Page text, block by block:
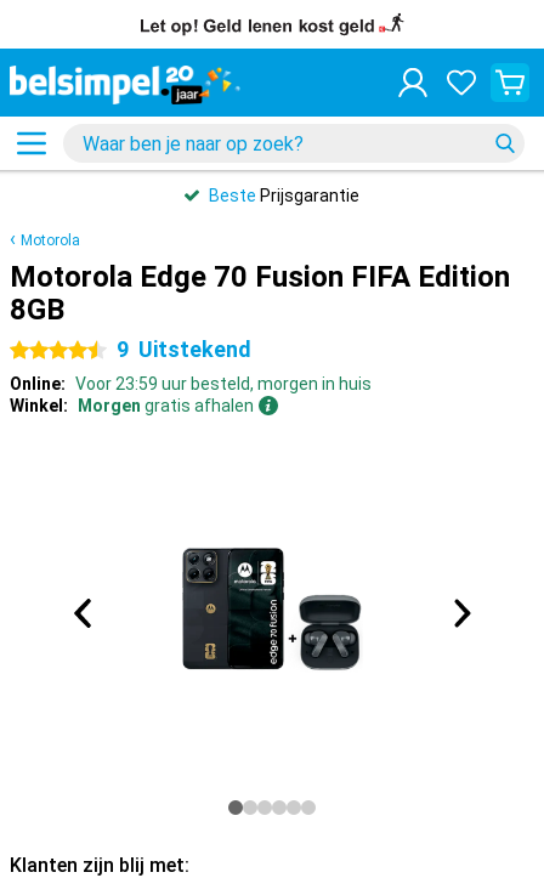
Beste Prijsgarantie
Motorola
Motorola Edge 70 Fusion FIFA Edition
8GB
4.5 sterren 9 Uitstekend
Online: Voor 23:59 uur besteld, morgen in huis
Winkel:
Morgen gratis afhalen
Klanten zijn blij met: